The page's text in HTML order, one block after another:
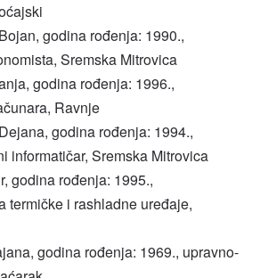
godina rođenja: 1990.,
Sremska Mitrovica
godina rođenja: 1996.,
Ravnje
godina rođenja: 1994.,
informatičar, Sremska Mitrovica
godina rođenja: 1995.,
termičke i rashladne uređaje,
godina rođenja: 1969., upravno-